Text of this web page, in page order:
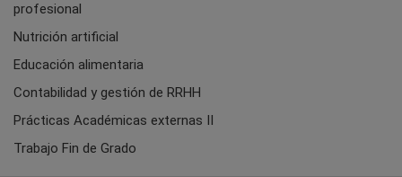
profesional
Nutrición artificial
Educación alimentaria
Contabilidad y gestión de RRHH
Prácticas Académicas externas II
Trabajo Fin de Grado